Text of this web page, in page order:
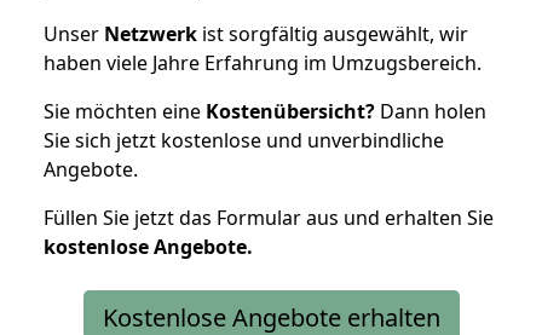
Unser Netzwerk ist sorgfältig ausgewählt, wir
haben viele Jahre Erfahrung im Umzugsbereich.
Sie möchten eine Kostenübersicht? Dann holen
Sie sich jetzt kostenlose und unverbindliche
Angebote.
Füllen Sie jetzt das Formular aus und erhalten Sie
kostenloseAngebote.
Kostenlose Angebote erhalten